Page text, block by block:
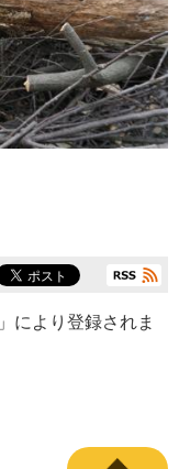
」により登録されま